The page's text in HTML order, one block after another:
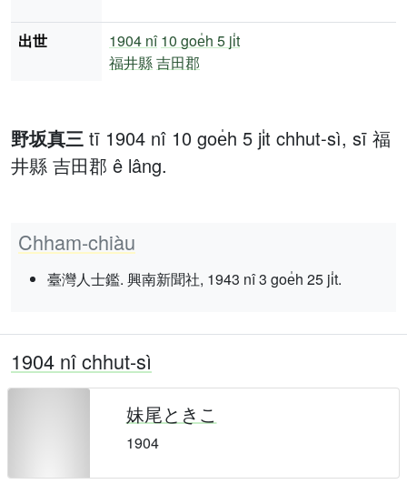
野坂真三 tī 1904 nî 10 goe̍h 5 ji̍t chhut-sì, sī 福
井縣 吉田郡 ê lâng.
Chham-chiàu
臺灣人士鑑. 興南新聞社, 1943 nî 3 goe̍h 25 ji̍t.
出世 1904 nî 10 goe̍h 5 ji̍t
福井縣吉田郡
1904 nî chhut-sì
妹尾ときこ
1904